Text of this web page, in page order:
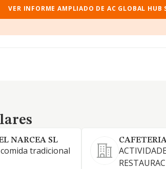
VER INFORME AMPLIADO DE AC GLOBAL HUB
NARCEA SL
tradicional